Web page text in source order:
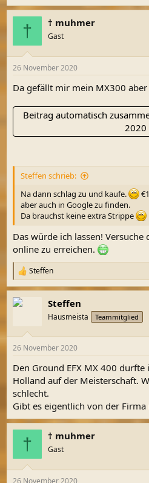
† † muhmer
Gast
26 November 2020
Da gefällt mir mein MX300 aber
Beitrag automatisch
2020
Steffen schrieb:
Na dann schlag zu und kaufe.
aber auch in Google zu finden.
Da brauchst keine extra Strippe
Das würde ich lassen!
online zu erreichen.
R
e
a
k
e
:
Steffen
Steffen
Hausmeista Teammitglied
26 November 2020
Den Ground EFX MX 400
Holland auf der Meisterschaft.
schlecht.
Gibt es eigentlich von der
† † muhmer
Gast
26 November 2020